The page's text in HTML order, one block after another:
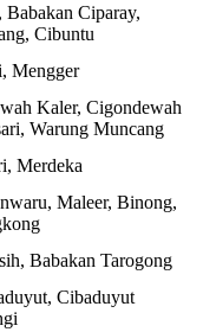
Ciparay,
Cibuntu
Mengger
Kaler, Cigondewah
Warung Muncang
Merdeka
Maleer, Binong,
Babakan Tarogong
Cibaduyut